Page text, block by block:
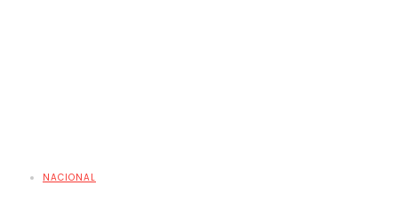
NACIONAL